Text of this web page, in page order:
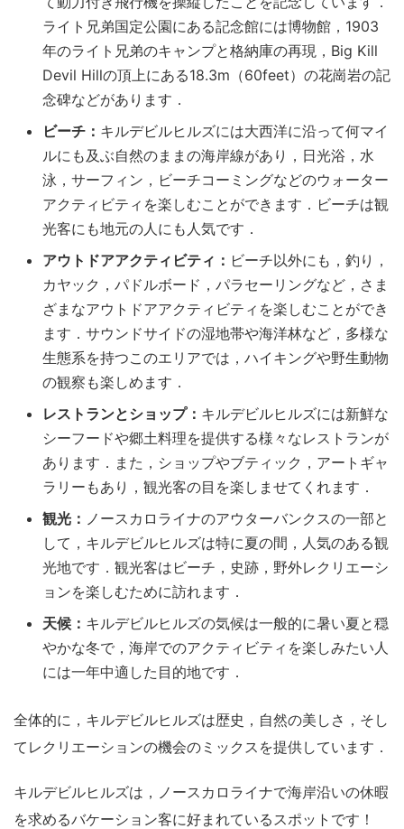
ライト兄弟国定公園にある記念館には博物館，1903
年のライト兄弟のキャンプと格納庫の再現，Big Kill
Devil Hillの頂上にある18.3m（60feet）の花崗岩の記
念碑などがあります．
ビーチ： キルデビルヒルズには大西洋に沿って何マイ
ルにも及ぶ自然のままの海岸線があり，日光浴，水
泳，サーフィン，ビーチコーミングなどのウォーター
アクティビティを楽しむことができます．ビーチは観
光客にも地元の人にも人気です．
アウトドアアクティビティ： ビーチ以外にも，釣り，
カヤック，パドルボード，パラセーリングなど，さま
ざまなアウトドアアクティビティを楽しむことができ
ます．サウンドサイドの湿地帯や海洋林など，多様な
生態系を持つこのエリアでは，ハイキングや野生動物
の観察も楽しめます．
レストランとショップ： キルデビルヒルズには新鮮な
シーフードや郷土料理を提供する様々なレストランが
あります．また，ショップやブティック，アートギャ
ラリーもあり，観光客の目を楽しませてくれます．
観光： ノースカロライナのアウターバンクスの一部と
して，キルデビルヒルズは特に夏の間，人気のある観
光地です．観光客はビーチ，史跡，野外レクリエーシ
ョンを楽しむために訪れます．
天候： キルデビルヒルズの気候は一般的に暑い夏と穏
やかな冬で，海岸でのアクティビティを楽しみたい人
には一年中適した目的地です．
全体的に，キルデビルヒルズは歴史，自然の美しさ，そし
てレクリエーションの機会のミックスを提供しています．
キルデビルヒルズは，ノースカロライナで海岸沿いの休暇
を求めるバケーション客に好まれているスポットです！